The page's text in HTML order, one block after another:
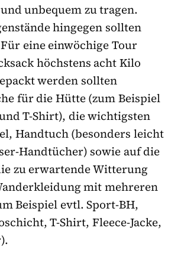
unbequem zu tragen.
hingegen sollten
eine einwöchige Tour
höchstens acht Kilo
werden sollten
für die Hütte (zum Beispiel
T-Shirt), die wichtigsten
Handtuch (besonders leicht
Handtücher) sowie auf die
zu erwartende Witterung
mit mehreren
Beispiel evtl. Sport-BH,
T-Shirt, Fleece-Jacke,